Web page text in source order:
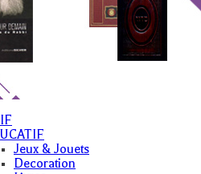
Jeux & Jouets
Decoration